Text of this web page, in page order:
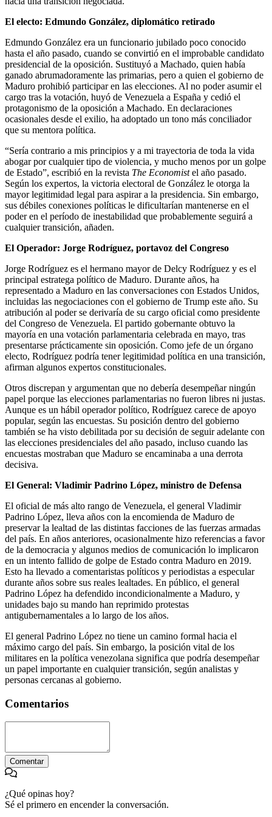
El electo: Edmundo González, diplomático retirado
Edmundo González era un funcionario jubilado poco conocido
hasta el año pasado, cuando se convirtió en el improbable candidato
presidencial de la oposición. Sustituyó a Machado, quien había
ganado abrumadoramente las primarias, pero a quien el gobierno de
Maduro prohibió participar en las elecciones. Al no poder asumir el
cargo tras la votación, huyó de Venezuela a España y cedió el
protagonismo de la oposición a Machado. En declaraciones
ocasionales desde el exilio, ha adoptado un tono más conciliador
que su mentora política.
“Sería contrario a mis principios y a mi trayectoria de toda la vida
abogar por cualquier tipo de violencia, y mucho menos por un golpe
de Estado”, escribió en la revista The Economistel año pasado.
Según los expertos, la victoria electoral de González le otorga la
mayor legitimidad legal para aspirar a la presidencia. Sin embargo,
sus débiles conexiones políticas le dificultarían mantenerse en el
poder en el período de inestabilidad que probablemente seguirá a
cualquier transición, añaden.
El Operador: Jorge Rodríguez, portavoz del Congreso
Jorge Rodríguez es el hermano mayor de Delcy Rodríguez y es el
principal estratega político de Maduro. Durante años, ha
representado a Maduro en las conversaciones con Estados Unidos,
incluidas las negociaciones con el gobierno de Trump este año. Su
atribución al poder se derivaría de su cargo oficial como presidente
del Congreso de Venezuela. El partido gobernante obtuvo la
mayoría en una votación parlamentaria celebrada en mayo, tras
presentarse prácticamente sin oposición. Como jefe de un órgano
electo, Rodríguez podría tener legitimidad política en una transición,
afirman algunos expertos constitucionales.
Otros discrepan y argumentan que no debería desempeñar ningún
papel porque las elecciones parlamentarias no fueron libres ni justas.
Aunque es un hábil operador político, Rodríguez carece de apoyo
popular, según las encuestas. Su posición dentro del gobierno
también se ha visto debilitada por su decisión de seguir adelante con
las elecciones presidenciales del año pasado, incluso cuando las
encuestas mostraban que Maduro se encaminaba a una derrota
decisiva.
El General: Vladimir Padrino López, ministro de Defensa
El oficial de más alto rango de Venezuela, el general Vladimir
Padrino López, lleva años con la encomienda de Maduro de
preservar la lealtad de las distintas facciones de las fuerzas armadas
del país. En años anteriores, ocasionalmente hizo referencias a favor
de la democracia y algunos medios de comunicación lo implicaron
en un intento fallido de golpe de Estado contra Maduro en 2019.
Esto ha llevado a comentaristas políticos y periodistas a especular
durante años sobre sus reales lealtades. En público, el general
Padrino López ha defendido incondicionalmente a Maduro, y
unidades bajo su mando han reprimido protestas
antigubernamentales a lo largo de los años.
El general Padrino López no tiene un camino formal hacia el
máximo cargo del país. Sin embargo, la posición vital de los
militares en la política venezolana significa que podría desempeñar
un papel importante en cualquier transición, según analistas y
personas cercanas al gobierno.
Comentarios
Comentar
¿Qué opinas hoy?
Sé el primero en encender la conversación.